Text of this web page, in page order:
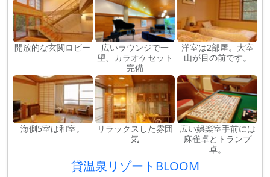
開放的な玄関ロビー
広いラウンジで一
望、カラオケセット
完備
洋室は2部屋。大室
山が目の前です。
海側5室は和室。
リラックスした雰囲
気
広い娯楽室手前には
麻雀卓とトランプ
卓。
貸温泉リゾートBLOOM